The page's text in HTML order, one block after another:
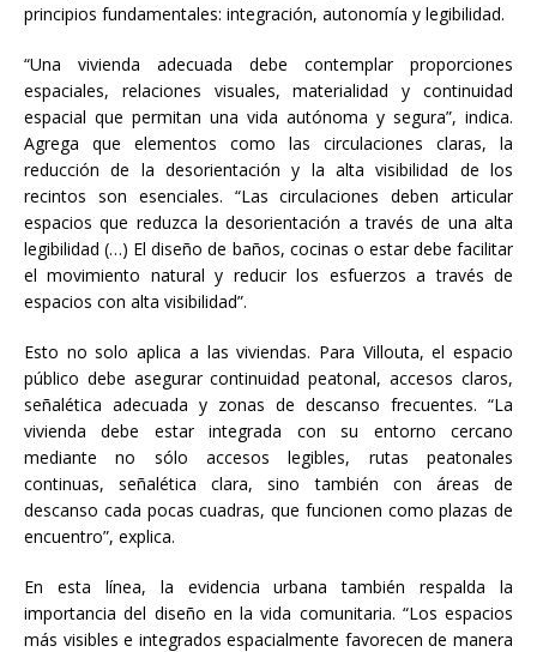
principios fundamentales: integración, autonomía y legibilidad.
“Una vivienda adecuada debe contemplar proporciones
espaciales, relaciones visuales, materialidad y continuidad
espacial que permitan una vida autónoma y segura”, indica.
Agrega que elementos como las circulaciones claras, la
reducción de la desorientación y la alta visibilidad de los
recintos son esenciales. “Las circulaciones deben articular
espacios que reduzca la desorientación a través de una alta
legibilidad (…) El diseño de baños, cocinas o estar debe facilitar
el movimiento natural y reducir los esfuerzos a través de
espacios con alta visibilidad”.
Esto no solo aplica a las viviendas. Para Villouta, el espacio
público debe asegurar continuidad peatonal, accesos claros,
señalética adecuada y zonas de descanso frecuentes. “La
vivienda debe estar integrada con su entorno cercano
mediante no sólo accesos legibles, rutas peatonales
continuas, señalética clara, sino también con áreas de
descanso cada pocas cuadras, que funcionen como plazas de
encuentro”, explica.
En esta línea, la evidencia urbana también respalda la
importancia del diseño en la vida comunitaria. “Los espacios
más visibles e integrados espacialmente favorecen de manera